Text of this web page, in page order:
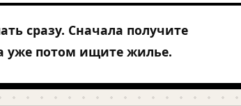
сразу. Сначала получите
уже потом ищите жилье.